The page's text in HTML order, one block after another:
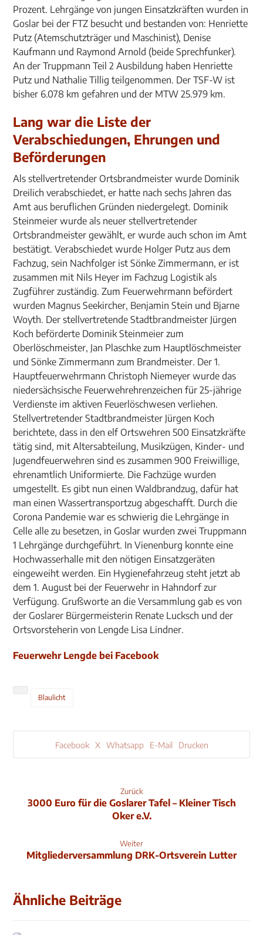
Prozent. Lehrgänge von jungen Einsatzkräften wurden in
Goslar bei der FTZ besucht und bestanden von: Henriette
Putz (Atemschutzträger und Maschinist), Denise
Kaufmann und Raymond Arnold (beide Sprechfunker).
An der Truppmann Teil 2 Ausbildung haben Henriette
Putz und Nathalie Tillig teilgenommen. Der TSF-W ist
bisher 6.078 km gefahren und der MTW 25.979 km.
Lang war die Liste der
Verabschiedungen, Ehrungen und
Beförderungen
Als stellvertretender Ortsbrandmeister wurde Dominik
Dreilich verabschiedet, er hatte nach sechs Jahren das
Amt aus beruflichen Gründen niedergelegt. Dominik
Steinmeier wurde als neuer stellvertretender
Ortsbrandmeister gewählt, er wurde auch schon im Amt
bestätigt. Verabschiedet wurde Holger Putz aus dem
Fachzug, sein Nachfolger ist Sönke Zimmermann, er ist
zusammen mit Nils Heyer im Fachzug Logistik als
Zugführer zuständig. Zum Feuerwehrmann befördert
wurden Magnus Seekircher, Benjamin Stein und Bjarne
Woyth. Der stellvertretende Stadtbrandmeister Jürgen
Koch beförderte Dominik Steinmeier zum
Oberlöschmeister, Jan Plaschke zum Hauptlöschmeister
und Sönke Zimmermann zum Brandmeister. Der 1.
Hauptfeuerwehrmann Christoph Niemeyer wurde das
niedersächsische Feuerwehrehrenzeichen für 25-jährige
Verdienste im aktiven Feuerlöschwesen verliehen.
Stellvertretender Stadtbrandmeister Jürgen Koch
berichtete, dass in den elf Ortswehren 500 Einsatzkräfte
tätig sind, mit Altersabteilung, Musikzügen, Kinder- und
Jugendfeuerwehren sind es zusammen 900 Freiwillige,
ehrenamtlich Uniformierte. Die Fachzüge wurden
umgestellt. Es gibt nun einen Waldbrandzug, dafür hat
man einen Wassertransportzug abgeschafft. Durch die
Corona Pandemie war es schwierig die Lehrgänge in
Celle alle zu besetzen, in Goslar wurden zwei Truppmann
1 Lehrgänge durchgeführt. In Vienenburg konnte eine
Hochwasserhalle mit den nötigen Einsatzgeräten
eingeweiht werden. Ein Hygienefahrzeug steht jetzt ab
dem 1. August bei der Feuerwehr in Hahndorf zur
Verfügung. Grußworte an die Versammlung gab es von
der Goslarer Bürgermeisterin Renate Lucksch und der
Ortsvorsteherin von Lengde Lisa Lindner.
Feuerwehr Lengde bei Facebook
Blaulicht
Facebook X Whatsapp E-Mail Drucken
Zurück
3000 Euro für die Goslarer Tafel – Kleiner Tisch
Oker e.V.
Weiter
Mitgliederversammlung DRK-Ortsverein Lutter
Ähnliche Beiträge